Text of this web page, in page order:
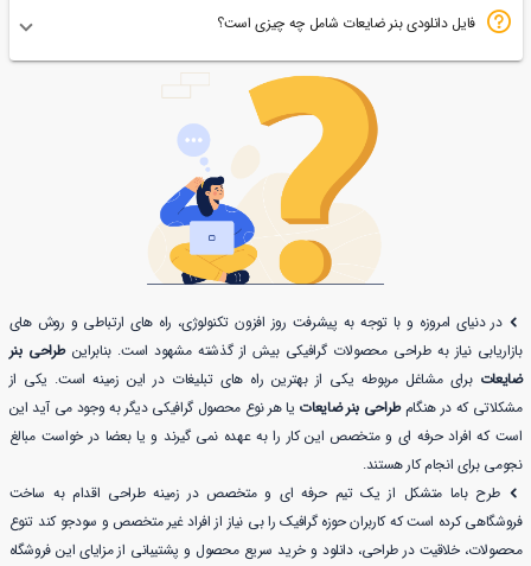
فایل دانلودی بنر ضایعات شامل چه چیزی است؟
در دنیای امروزه و با توجه به پیشرفت روز افزون تکنولوژی، راه های ارتباطی و روش های
بازاریابی نیاز به طراحی محصولات گرافیکی بیش از گذشته مشهود است. بنابراینطراحی بنر
ضایعات برای مشاغل مربوطه یکی از بهترین راه های تبلیغات در این زمینه است. یکی از
مشکلاتی که در هنگامطراحی بنر ضایعات یا هر نوع محصول گرافیکی دیگر به وجود می آید این
است که افراد حرفه ای و متخصص این کار را به عهده نمی گیرند و یا بعضا در خواست مبالغ
نجومی برای انجام کار هستند.
طرح باما متشکل از یک تیم حرفه ای و متخصص در زمینه طراحی اقدام به ساخت
فروشگاهی کرده است که کاربران حوزه گرافیک را بی نیاز از افراد غیر متخصص و سودجو کند تنوع
محصولات، خلاقیت در طراحی، دانلود و خرید سریع محصول و پشتیبانی از مزایای این فروشگاه